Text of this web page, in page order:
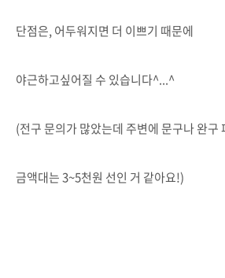
단점은, 어두워지면 더 이쁘기 때문에
야근하고싶어질 수 있습니다^...^
(전구 문의가 많았는데 주변에 문구나 완구
금액대는 3~5천원 선인 거 같아요!)